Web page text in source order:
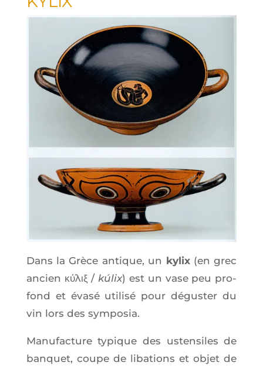
Dans la Grèce antique, un kylix(en grec
ancien κύλιξ / kúlix) est un vase peu pro­
fond et éva­sé uti­li­sé pour dégus­ter du
vin lors des symposia.
Manu­fac­ture typique des usten­siles de
ban­quet, coupe de liba­tions et objet de